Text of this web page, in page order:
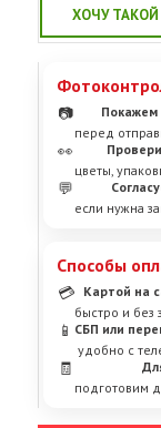
ХОЧУ ТАКОЙ
📷
Покажем
перед
👀
цветы,
💬
если нужна
Способы
💳
Картой на
быстро и без
📱 СБП или
удобно с
🧾
подготовим